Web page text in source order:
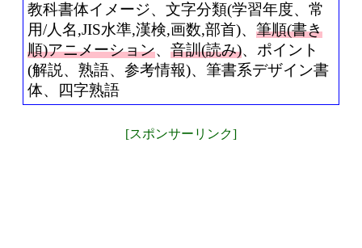
教科書体イメージ、文字分類(学習年度、常
用/人名,JIS水準,漢検,画数,部首)、 筆順(書き
順)アニメーション、 音訓(読み)、ポイント
(解説、熟語、参考情報)、筆書系デザイン書
体、四字熟語
[スポンサーリンク]